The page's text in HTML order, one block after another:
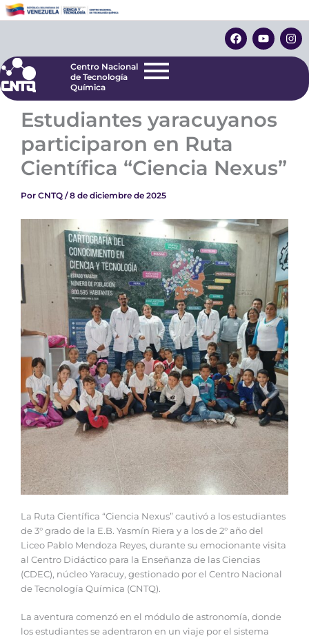
al
F
a
c
o
Y
o
u
e
I
n
s
r
Centro Nacional
de Tecnología
Centro Nacional
de Tecnología
Química
Estudiantes yaracuyanos
participaron en Ruta
Científica “Ciencia Nexus”
Por CNTQ /8 de diciembre de 2025
La Ruta Científica “Ciencia Nexus” cautivó a los estudiantes
de 3° grado de la E.B. Yasmín Riera y a los de 2° año del
Liceo Pablo Mendoza Reyes, durante su emocionante visita
al Centro Didáctico para la Enseñanza de las Ciencias
(CDEC), núcleo Yaracuy, gestionado por el Centro Nacional
de Tecnología Química (CNTQ).
La aventura comenzó en el módulo de astronomía, donde
los estudiantes se adentraron en un viaje por el sistema